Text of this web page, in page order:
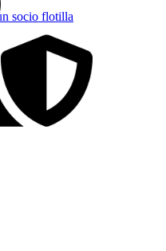
socio flotilla